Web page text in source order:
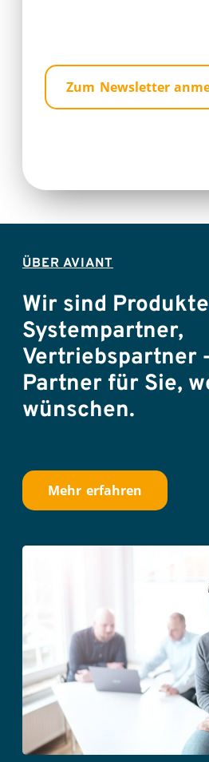
Zum Newsletter
ÜBER AVIANT
Wir sind
Systempartner,
Vertriebspartner
Partner für Sie,
wünschen.
Mehr erfahren